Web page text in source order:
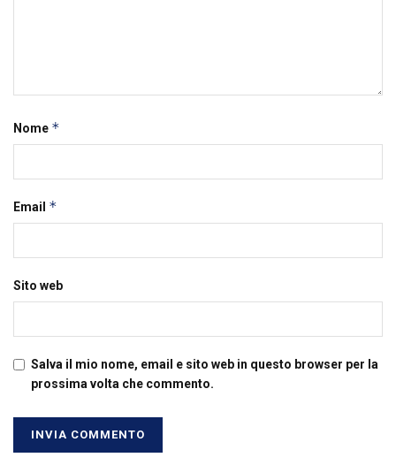
Nome *
Email *
Sito web
Salva il mio nome, email e sito web in questo browser per la
prossima volta che commento.